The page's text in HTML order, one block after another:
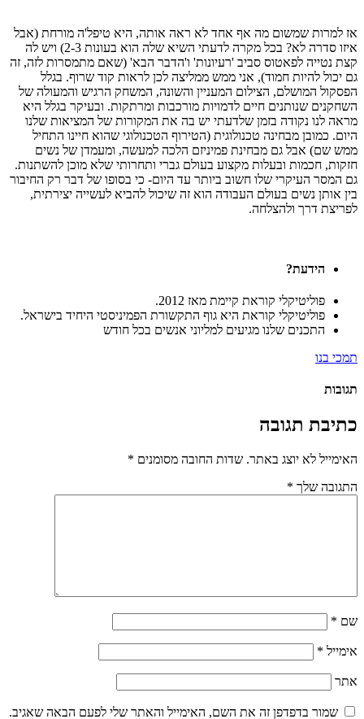
אז למרות שמשום מה אף אחד לא ראה אותה, היא טיפל'ה מורחת (אבל
איזו סדרה לא? בכל מקרה לדעתי השיא שלה הוא בעונות 2-3) ויש לה
קצת נטייה לפאטוס סביב 'רעיונות' ו'הדבר הבא' (שאם מתמסרות לזה, זה
גם יכול להיות חמוד), אני ממש ממליצה לכן לראות קוד שרוף. בגלל
הפסקול המושלם, הצילום המעניין והשונה, המשחק הרגיש והמעולה של
השחקנים שנותנים חיים לדמויות מורכבות ומרתקות. ובעיקר בגלל היא
מראה לנו נקודה בזמן שלדעתי יש בה את המקורות של המציאות שלנו
היום. כמובן מבחינה טכנולוגית (הטירוף הטכנולוגי שהוא חיינו התחיל
ממש שם) אבל גם מבחינת פמיניזם הלכה למעשה, ומעמדן של נשים
חזקות, חכמות ובעלות מקצוע בעולם גברי ותחרותי שלא מוכן להשתנות.
גם המסר העיקרי שלו חשוב ביותר עד היום- כי בסופו של דבר רק החיבור
בין אותן נשים בעולם העבודה הוא זה שיכול להביא לעשייה יצירתית,
לפריצת דרך ולהצלחה.
הידעת?
פוליטיקלי קוראת קיימת מאז 2012.
פוליטיקלי קוראת היא גוף התקשורת הפמיניסטי היחיד בישראל.
התכנים שלנו מגיעים למליוני אנשים בכל חודש
תמכי בנו
תגובות
כתיבת תגובה
האימייל לא יוצג באתר. שדות החובה מסומנים *
התגובה שלך *
שם *
אימייל *
אתר
שמור בדפדפן זה את השם, האימייל והאתר שלי לפעם הבאה שאגיב.